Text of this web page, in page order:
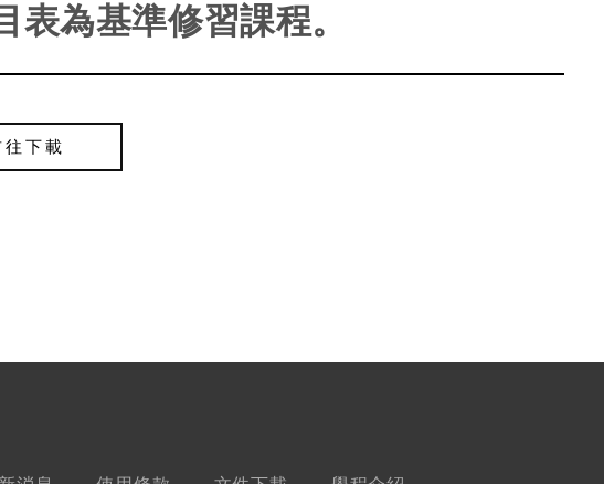
為基準修習課程。
往下載